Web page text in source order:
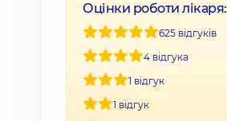
Оцінки роботи лікаря:
625 відгуків
4 відгука
1 відгук
1 відгук